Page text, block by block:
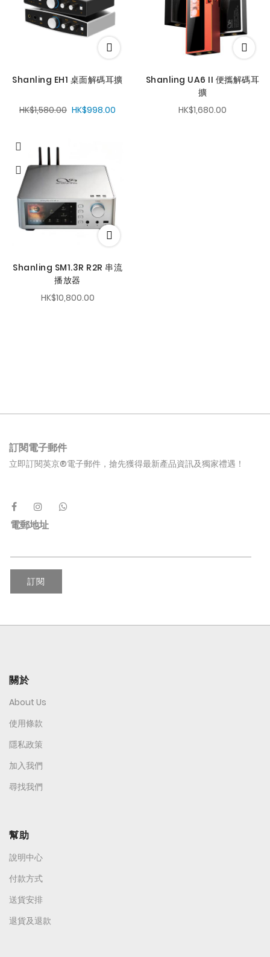
Shanling EH1 桌面解碼耳擴
HK$998.00
HK$1,580.00
Shanling UA6 II 便攜解碼耳
擴
HK$1,680.00
Shanling SM1.3R R2R 串流
播放器
HK$10,800.00
訂閱電子郵件
立即訂閱英京®電子郵件，搶先獲得最新產品資訊及獨家禮遇！
電郵地址
訂閱
關於
About Us
使用條款
隱私政策
加入我們
尋找我們
幫助
說明中心
付款方式
送貨安排
退貨及退款